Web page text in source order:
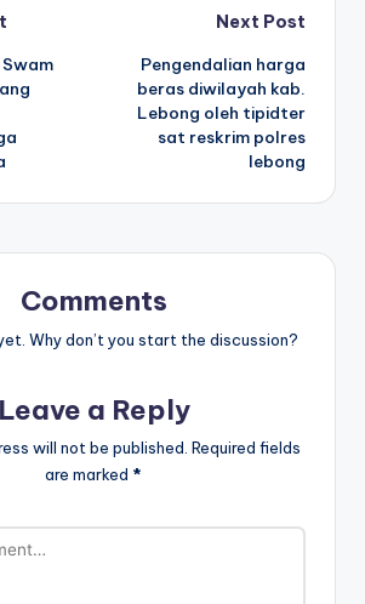
Next Post
Pengendalian harga
beras diwilayah kab.
Lebong oleh tipidter
sat reskrim polres
lebong
Comments
Why don’t you start the discussion?
Leave a Reply
will not be published. Required fields
are marked *